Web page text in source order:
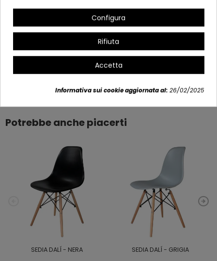
Peso della seduta: 2,4 Kg Δ Sedia del peso: 3,90 Kg
Peso da sostenere: fino a 120 Kg
Indicato per uso ad alta frequenza.
Potrebbe anche piacerti
SEDIA DALÍ - NERA SEDIA DALÍ - GRIGIA
Configura
Rifiuta
Accetta
Informativa sui cookie aggiornata al:26/02/2025